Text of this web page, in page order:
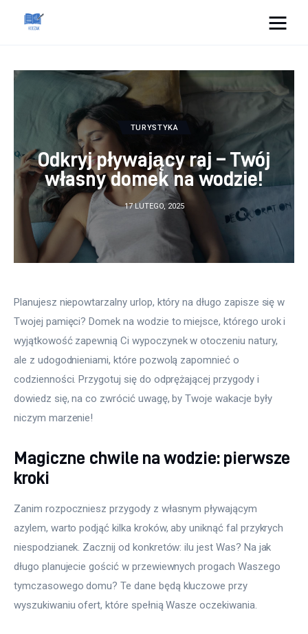
Dom i ogród
Zdrowie
Lifestyle
Uroda
Więcej
TURYSTYKA
Odkryj pływający raj – Twój
własny domek na wodzie!
17 LUTEGO, 2025
Planujesz niepowtarzalny urlop, który na długo zapisze się w
Twojej pamięci? Domek na wodzie to miejsce, którego urok i
wyjątkowość zapewnią Ci wypoczynek w otoczeniu natury,
ale z udogodnieniami, które pozwolą zapomnieć o
codzienności. Przygotuj się do odprężającej przygody i
dowiedz się, na co zwrócić uwagę, by Twoje wakacje były
niczym marzenie!
Magiczne chwile na wodzie: pierwsze
kroki
Zanim rozpoczniesz przygody z własnym pływającym
azylem, warto podjąć kilka kroków, aby uniknąć fal przykrych
niespodzianek. Zacznij od konkretów: ilu jest Was? Na jak
długo planujecie gościć w przewiewnych progach Waszego
tymczasowego domu? Te dane będą kluczowe przy
wyszukiwaniu ofert, które spełnią Wasze oczekiwania.